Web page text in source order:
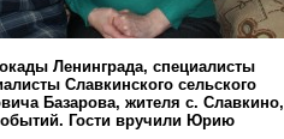
Ленинграда, специалисты
Славкинского сельского
Базарова, жителя с. Славкино,
Гости вручили Юрию